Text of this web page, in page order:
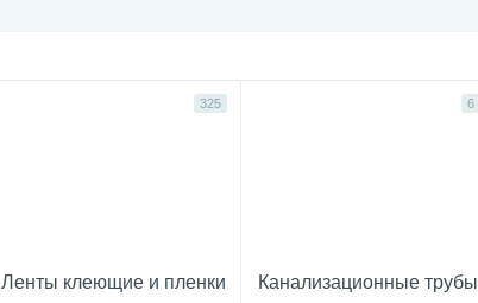
325
Ленты клеющие и пленки
6
Канализационные трубы